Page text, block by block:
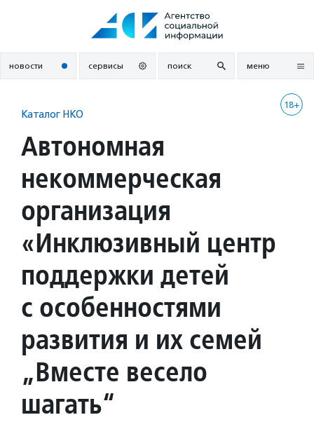
новости сервисы поиск меню
18+
Каталог НКО
Автономная
некоммерческая
организация
«Инклюзивный центр
поддержки детей
с особенностями
развития и их семей
„Вместе весело
шагать“